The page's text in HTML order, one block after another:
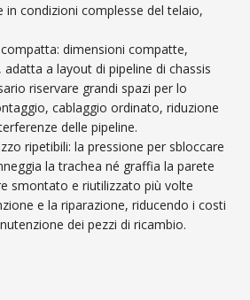
condizioni complesse del telaio,
dimensioni compatte,
a layout di pipeline di chassis
riservare grandi spazi per lo
cablaggio ordinato, riduzione
delle pipeline.
ripetibili: la pressione per sbloccare
la trachea né graffia la parete
smontato e riutilizzato più volte
e la riparazione, riducendo i costi
dei pezzi di ricambio.